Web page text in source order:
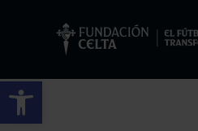
Abrir barra de ferramentas